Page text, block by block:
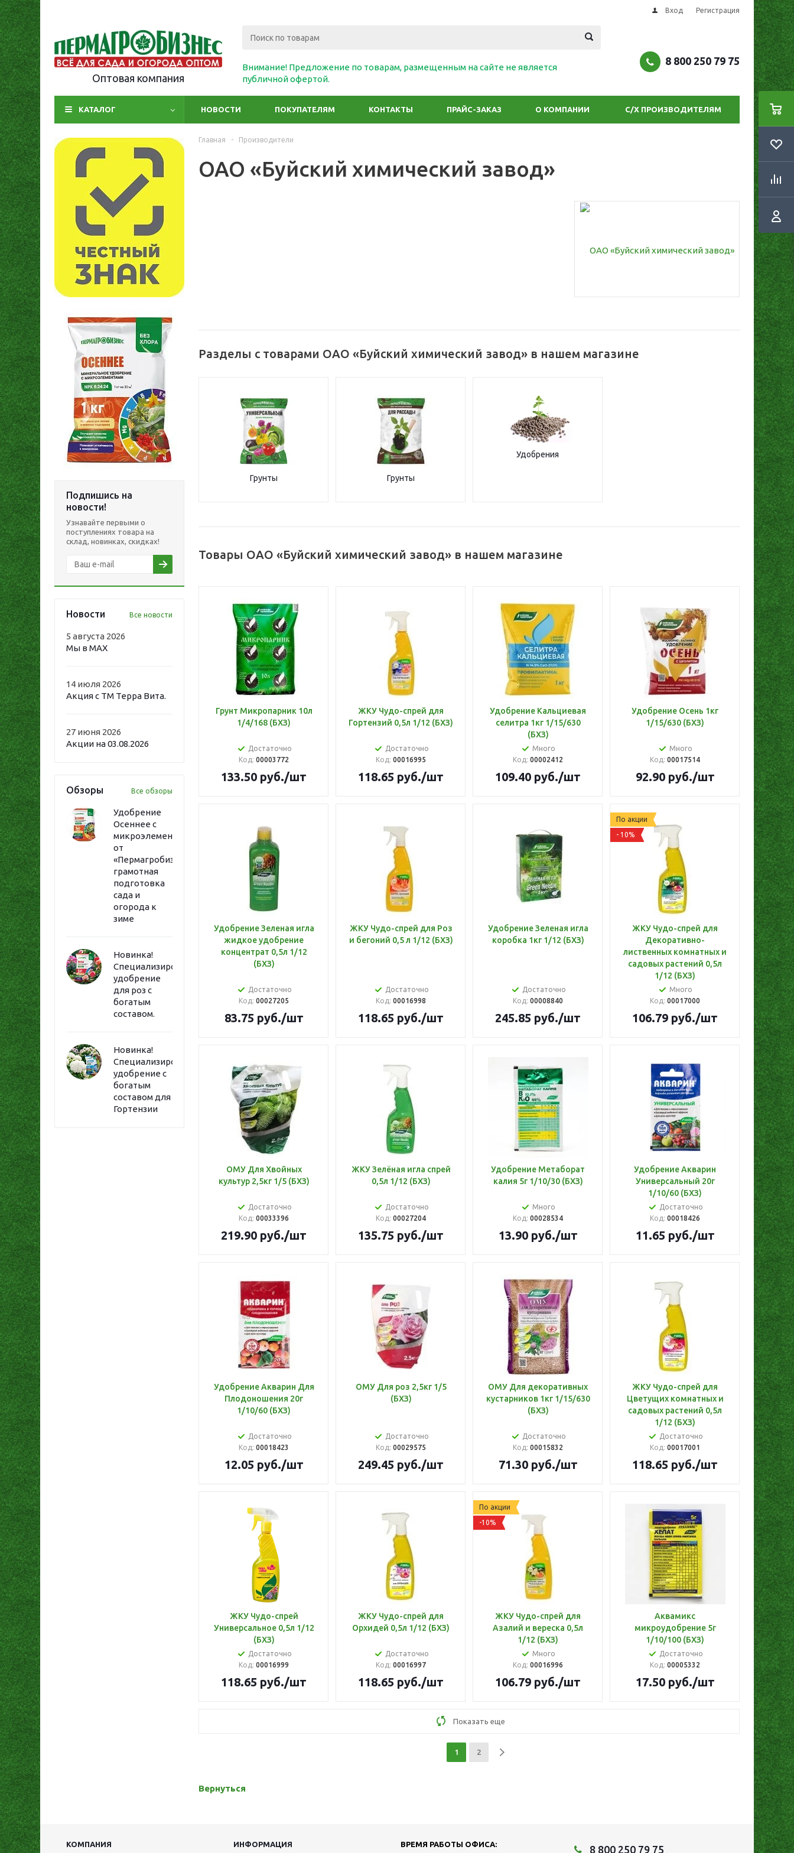
Вход Регистрация
Оптовая компания
Внимание! Предложение по товарам, размещенным на сайте не является
публичной офертой.
8 800 250 79 75
КАТАЛОГ НОВОСТИ ПОКУПАТЕЛЯМ КОНТАКТЫ ПРАЙС-ЗАКАЗ О КОМПАНИИ С/Х ПРОИЗВОДИТЕЛЯМ
Подпишись на
новости!
Узнавайте первыми о
поступлениях товара на
склад, новинках, скидках!
Новости Все новости
5 августа 2026
Мы в MAX
14 июля 2026
Акция с ТМ Терра Вита.
27 июня 2026
Акции на 03.08.2026
Обзоры Все обзоры
Удобрение
Осеннее с
микроэлементами
от
«Пермагробизнес»:
грамотная
подготовка
сада и
огорода к
зиме
Новинка!
Специализированное
удобрение
для роз с
богатым
составом.
Новинка!
Специализированное
удобрение с
богатым
составом для
Гортензии
Главная - Производители
ОАО «Буйский химический завод»
Разделы с товарами ОАО «Буйский химический завод» в нашем магазине
Грунты Грунты
Удобрения
Товары ОАО «Буйский химический завод» в нашем магазине
Грунт Микропарник 10л
1/4/168 (БХЗ)
Достаточно
Код: 00003772
133.50 руб./шт
ЖКУ Чудо-спрей для
Гортензий 0,5л 1/12 (БХЗ)
Достаточно
Код: 00016995
118.65 руб./шт
Удобрение Кальциевая
селитра 1кг 1/15/630
(БХЗ)
Много
Код: 00002412
109.40 руб./шт
Удобрение Осень 1кг
1/15/630 (БХЗ)
Много
Код: 00017514
92.90руб./шт
Удобрение Зеленая игла
жидкое удобрение
концентрат 0,5л 1/12
(БХЗ)
Достаточно
Код: 00027205
83.75 руб./шт
ЖКУ Чудо-спрей для Роз
и бегоний 0,5 л 1/12 (БХЗ)
Достаточно
Код: 00016998
118.65 руб./шт
Удобрение Зеленая игла
коробка 1кг 1/12 (БХЗ)
Достаточно
Код: 00008840
245.85 руб./шт
По акции
- 10%
ЖКУ Чудо-спрей для
Декоративно-
лиственных комнатных и
садовых растений 0,5л
1/12 (БХЗ)
Много
Код: 00017000
106.79 руб./шт
ОМУ Для Хвойных
культур 2,5кг 1/5 (БХЗ)
Достаточно
Код: 00033396
219.90 руб./шт
ЖКУ Зелёная игла спрей
0,5л 1/12 (БХЗ)
Достаточно
Код: 00027204
135.75 руб./шт
Удобрение Метаборат
калия 5г 1/10/30 (БХЗ)
Много
Код: 00028534
13.90руб./шт
Удобрение Акварин
Универсальный 20г
1/10/60 (БХЗ)
Достаточно
Код: 00018426
11.65 руб./шт
Удобрение Акварин Для
Плодоношения 20г
1/10/60 (БХЗ)
Достаточно
Код: 00018423
12.05 руб./шт
ОМУ Для роз 2,5кг 1/5
(БХЗ)
Достаточно
Код: 00029575
249.45 руб./шт
ОМУ Для декоративных
кустарников 1кг 1/15/630
(БХЗ)
Достаточно
Код: 00015832
71.30руб./шт
ЖКУ Чудо-спрей для
Цветущих комнатных и
садовых растений 0,5л
1/12 (БХЗ)
Достаточно
Код: 00017001
118.65 руб./шт
ЖКУ Чудо-спрей
Универсальное 0,5л 1/12
(БХЗ)
Достаточно
Код: 00016999
118.65 руб./шт
ЖКУ Чудо-спрей для
Орхидей 0,5л 1/12 (БХЗ)
Достаточно
Код: 00016997
118.65 руб./шт
По акции
-10%
ЖКУ Чудо-спрей для
Азалий и вереска 0,5л
1/12 (БХЗ)
Много
Код: 00016996
106.79 руб./шт
Аквамикс
микроудобрение 5г
1/10/100 (БХЗ)
Достаточно
Код: 00005332
17.50руб./шт
Показать еще
1 2
Вернуться
КОМПАНИЯ ИНФОРМАЦИЯ ВРЕМЯ РАБОТЫ ОФИСА: 8 800 250 79 75